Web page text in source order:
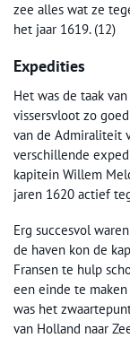
zee alles wat ze
het jaar 1619. (12)
Expedities
Het was de taak
vissersvloot zo
van de Admiraliteit
verschillende
kapitein Willem
jaren 1620 actief
Erg succesvol
de haven kon de
Fransen te hulp
een einde te
was het
van Holland naar